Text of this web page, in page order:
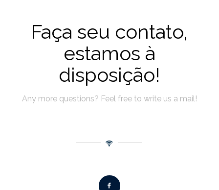
Faça seu contato,
estamos à
disposição!
Any more questions? Feel free to write us a mail!